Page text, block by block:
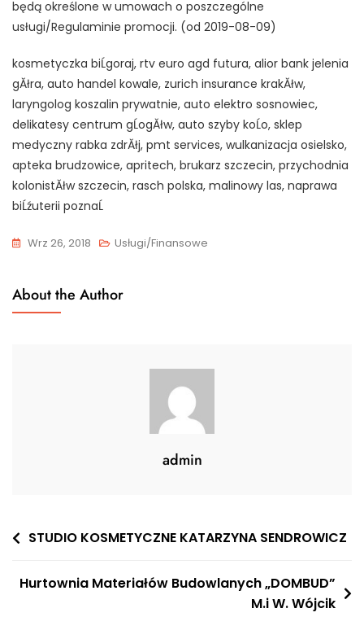
będą określone w umowach o poszczególne
usługi/Regulaminie promocji. (od 2019-08-09)
kosmetyczka biĹgoraj, rtv euro agd futura, alior bank jelenia
gĂłra, auto handel kowale, zurich insurance krakĂłw,
laryngolog koszalin prywatnie, auto elektro sosnowiec,
delikatesy centrum gĹogĂłw, auto szyby koĹo, sklep
medyczny rabka zdrĂłj, pmt services, wulkanizacja osielsko,
apteka brudzowice, apritech, brukarz szczecin, przychodnia
kolonistĂłw szczecin, rasch polska, malinowy las, naprawa
biĹźuterii poznaĹ
Wrz 26, 2018 Usługi/Finansowe
About the Author
admin
Nawigacja
STUDIO KOSMETYCZNE KATARZYNA SENDROWICZ
Hurtownia Materiałów Budowlanych „DOMBUD”
M.i W. Wójcik